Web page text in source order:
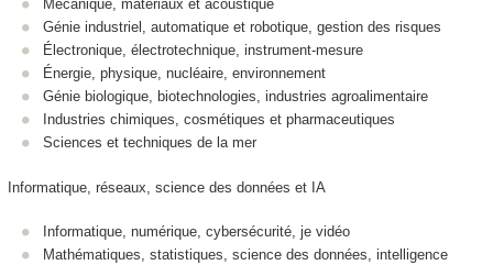
Mécanique, matériaux et acoustique
Génie industriel, automatique et robotique, gestion des risques
Électronique, électrotechnique, instrument-mesure
Énergie, physique, nucléaire, environnement
Génie biologique, biotechnologies, industries agroalimentaire
Industries chimiques, cosmétiques et pharmaceutiques
Sciences et techniques de la mer
Informatique, réseaux, science des données et IA
Informatique, numérique, cybersécurité, je vidéo
Mathématiques, statistiques, science des données, intelligence